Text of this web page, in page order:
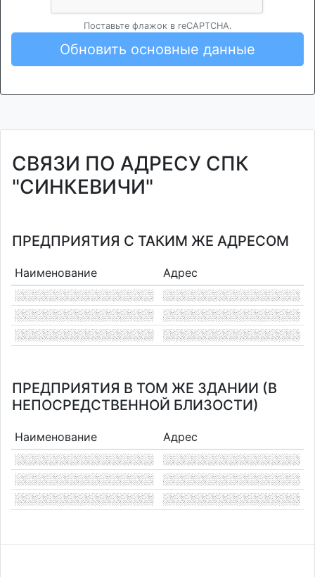
Поставьте флажок в reCAPTCHA.
Обновить основные данные
СВЯЗИ ПО АДРЕСУ СПК
"СИНКЕВИЧИ"
ПРЕДПРИЯТИЯ С ТАКИМ ЖЕ АДРЕСОМ
Наименование Адрес
ПРЕДПРИЯТИЯ В ТОМ ЖЕ ЗДАНИИ (В
НЕПОСРЕДСТВЕННОЙ БЛИЗОСТИ)
Наименование Адрес